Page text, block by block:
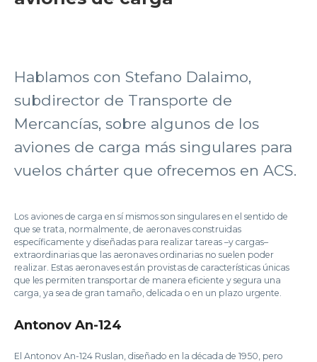
Hablamos con Stefano Dalaimo,
subdirector de Transporte de
Mercancías, sobre algunos de los
aviones de carga más singulares para
vuelos chárter que ofrecemos en ACS.
Los aviones de carga en sí mismos son singulares en el sentido de
que se trata, normalmente, de aeronaves construidas
específicamente y diseñadas para realizar tareas –y cargas–
extraordinarias que las aeronaves ordinarias no suelen poder
realizar. Estas aeronaves están provistas de características únicas
que les permiten transportar de manera eficiente y segura una
carga, ya sea de gran tamaño, delicada o en un plazo urgente.
Antonov An-124
El Antonov An-124 Ruslan, diseñado en la década de 1950, pero